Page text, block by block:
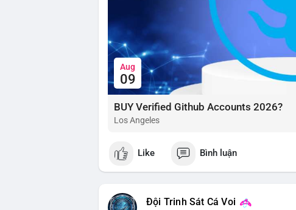
Aug
09
BUY Verified Github Accounts 2026?
Los Angeles
Like Bình luận
Đội Trinh Sát Cá Voi